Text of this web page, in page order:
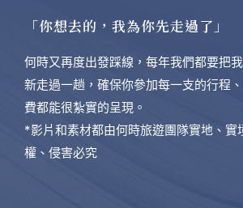
「你想去的，我為你先走過了」
何時又再度出發踩線，每年我們都要把
新走過一趟，確保你參加每一支的行程
費都能很紮實的呈現。
*影片和素材都由何時旅遊團隊實地、實
權、侵害必究